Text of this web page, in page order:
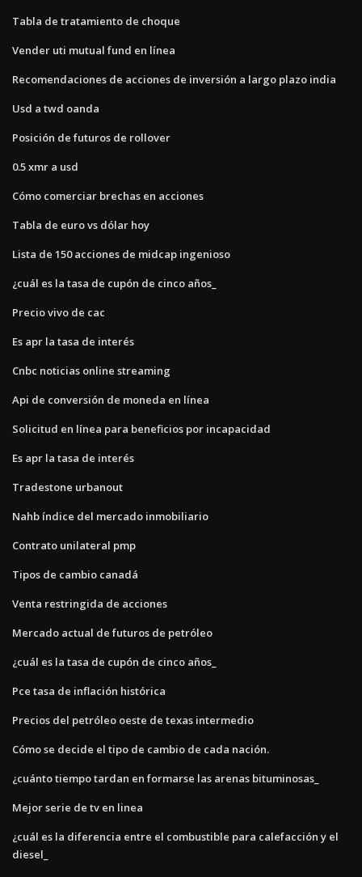
Tabla de tratamiento de choque
Vender uti mutual fund en línea
Recomendaciones de acciones de inversión a largo plazo india
Usd a twd oanda
Posición de futuros de rollover
0.5 xmr a usd
Cómo comerciar brechas en acciones
Tabla de euro vs dólar hoy
Lista de 150 acciones de midcap ingenioso
¿cuál es la tasa de cupón de cinco años_
Precio vivo de cac
Es apr la tasa de interés
Cnbc noticias online streaming
Api de conversión de moneda en línea
Solicitud en línea para beneficios por incapacidad
Es apr la tasa de interés
Tradestone urbanout
Nahb índice del mercado inmobiliario
Contrato unilateral pmp
Tipos de cambio canadá
Venta restringida de acciones
Mercado actual de futuros de petróleo
¿cuál es la tasa de cupón de cinco años_
Pce tasa de inflación histórica
Precios del petróleo oeste de texas intermedio
Cómo se decide el tipo de cambio de cada nación.
¿cuánto tiempo tardan en formarse las arenas bituminosas_
Mejor serie de tv en linea
¿cuál es la diferencia entre el combustible para calefacción y el
diesel_